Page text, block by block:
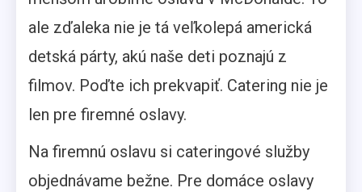
ale zďaleka nie je tá veľkolepá americká
detská párty, akú naše deti poznajú z
filmov. Poďte ich prekvapiť. Catering nie je
len pre firemné oslavy.
Na firemnú oslavu si cateringové služby
objednávame bežne. Pre domáce oslavy